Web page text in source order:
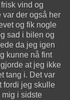
vind og
der også her
og fik nogle
sad i bilen og
da jeg igen
kunne nå fint
at jeg ikke
tang i. Det var
fordi jeg skulle
mig i sidste